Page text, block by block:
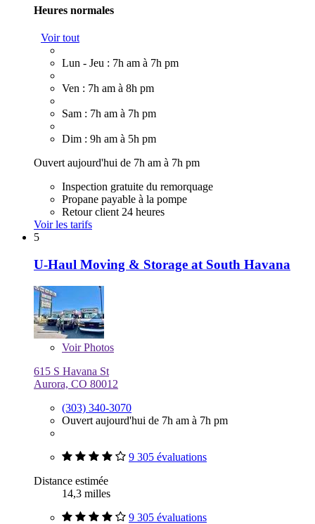
Heures normales
Voir tout
Lun - Jeu : 7h am à 7h pm
Ven : 7h am à 8h pm
Sam : 7h am à 7h pm
Dim : 9h am à 5h pm
Ouvert aujourd'hui de 7h am à 7h pm
Inspection gratuite du remorquage
Propane payable à la pompe
Retour client 24 heures
Voir les tarifs
5
U-Haul Moving & Storage at South Havana
VoirPhotos
615 S Havana St
Aurora, CO 80012
(303) 340-3070
Ouvert aujourd'hui de 7h am à 7h pm
9 305 évaluations
Distance estimée
14,3 milles
9 305 évaluations